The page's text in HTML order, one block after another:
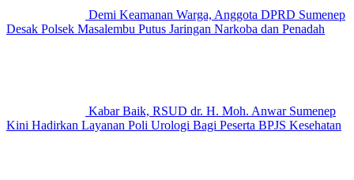
Demi Keamanan Warga, Anggota DPRD Sumenep
Desak Polsek Masalembu Putus Jaringan Narkoba dan Penadah
Kabar Baik, RSUD dr. H. Moh. Anwar Sumenep
Kini Hadirkan Layanan Poli Urologi Bagi Peserta BPJS Kesehatan